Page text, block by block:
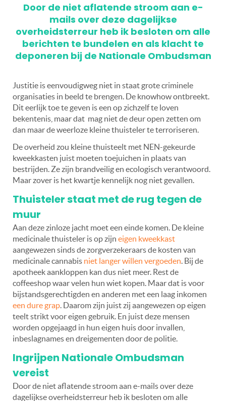
Door de niet aflatende stroom aan e-
mails over deze dagelijkse
overheidsterreur heb ik besloten om alle
berichten te bundelen en als klacht te
deponeren bij de Nationale Ombudsman
Justitie is eenvoudigweg niet in staat grote criminele
organisaties in beeld te brengen. De knowhow ontbreekt.
Dit eerlijk toe te geven is een op zichzelf te loven
bekentenis, maar dat mag niet de deur open zetten om
dan maar de weerloze kleine thuisteler te terroriseren.
De overheid zou kleine thuisteelt met NEN-gekeurde
kweekkasten juist moeten toejuichen in plaats van
bestrijden. Ze zijn brandveilig en ecologisch verantwoord.
Maar zover is het kwartje kennelijk nog niet gevallen.
Thuisteler staat met de rug tegen de
muur
Aan deze zinloze jacht moet een einde komen. De kleine
medicinale thuisteler is op zijn eigen kweekkast
aangewezen sinds de zorgverzekeraars de kosten van
medicinale cannabis niet langer willen vergoeden. Bij de
apotheek aankloppen kan dus niet meer. Rest de
coffeeshop waar velen hun wiet kopen. Maar dat is voor
bijstandsgerechtigden en anderen met een laag inkomen
een dure grap. Daarom zijn juist zij aangewezen op eigen
teelt strikt voor eigen gebruik. En juist deze mensen
worden opgejaagd in hun eigen huis door invallen,
inbeslagnames en dreigementen door de politie.
Ingrijpen Nationale Ombudsman
vereist
Door de niet aflatende stroom aan e-mails over deze
dagelijkse overheidsterreur heb ik besloten om alle